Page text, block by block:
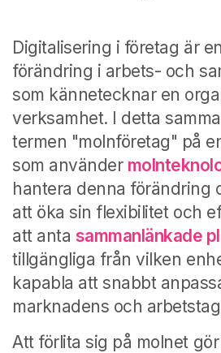
Digitalisering i företag är
förändring i arbets- och
som kännetecknar en
verksamhet. I detta
termen "molnföretag" på
som använder
hantera denna förändring
att öka sin flexibilitet och
att anta sammanlänkade
tillgängliga från vilken
kapabla att snabbt
marknadens och
Att förlita sig på molnet